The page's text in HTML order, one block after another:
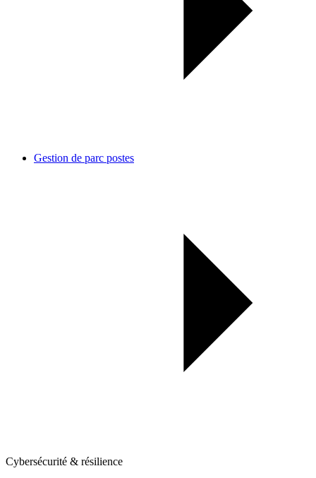
Gestion de parc postes
Cybersécurité & résilience